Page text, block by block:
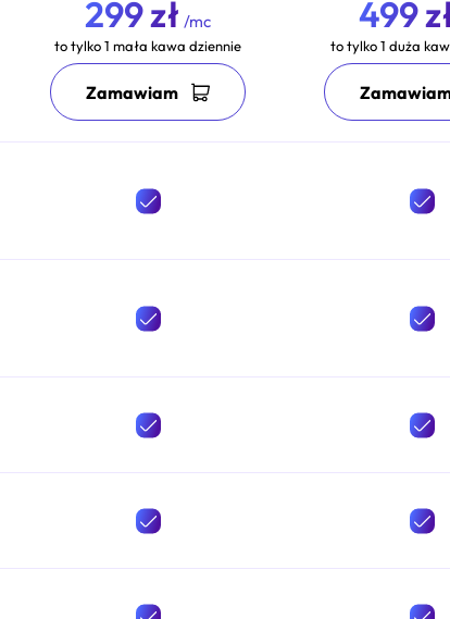
299 zł /mc
to tylko 1 mała kawa dziennie
Zamawiam
499
to tylko 1 duża